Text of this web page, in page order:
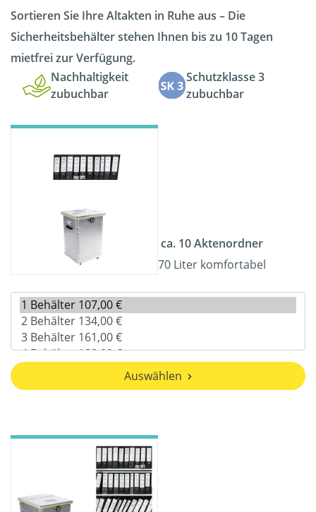
Sortieren Sie Ihre Altakten in Ruhe aus – Die
Sicherheitsbehälter stehen Ihnen bis zu 10 Tagen
mietfrei zur Verfügung.
Nachhaltigkeit
zubuchbar
Schutzklasse 3
zubuchbar
ca. 10 Aktenordner
70 Liter komfortabel
Auswählen